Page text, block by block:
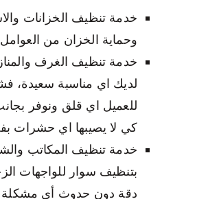
خدمة تنظيف الخزانات
وحماية الخزان من
خدمة تنظيف الغرف
لديك اي مناسبة سعيدة،
للعميل اي قلق ونوفر
كي لا يصيبها اي حشرات
خدمة تنظيف المكاتب
بتنظيف سوار للواجهات
دقة دون حدوث أي مشكلة